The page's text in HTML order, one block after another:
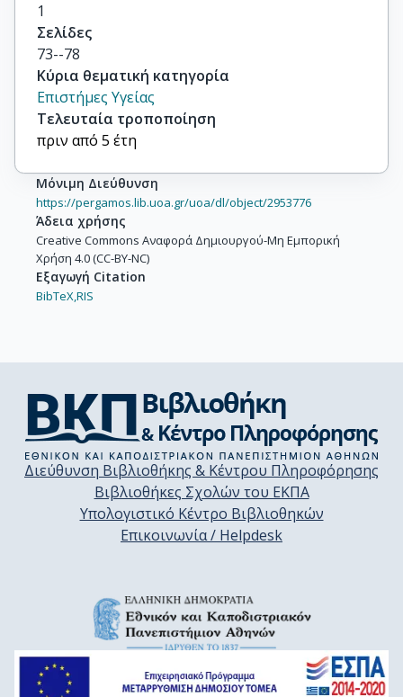
1
Σελίδες
73--78
Κύρια θεματική κατηγορία
Επιστήμες Υγείας
Τελευταία τροποποίηση
πριν από 5 έτη
Μόνιμη Διεύθυνση
https://pergamos.lib.uoa.gr/uoa/dl/object/2953776
Άδεια χρήσης
Creative Commons Αναφορά Δημιουργού-Μη Εμπορική
Χρήση 4.0 (CC-BY-NC)
Εξαγωγή Citation
BibTeX,RIS
Διεύθυνση Βιβλιοθήκης & Κέντρου Πληροφόρησης
Βιβλιοθήκες Σχολών του ΕΚΠΑ
Υπολογιστικό Κέντρο Βιβλιοθηκών
Επικοινωνία / Helpdesk